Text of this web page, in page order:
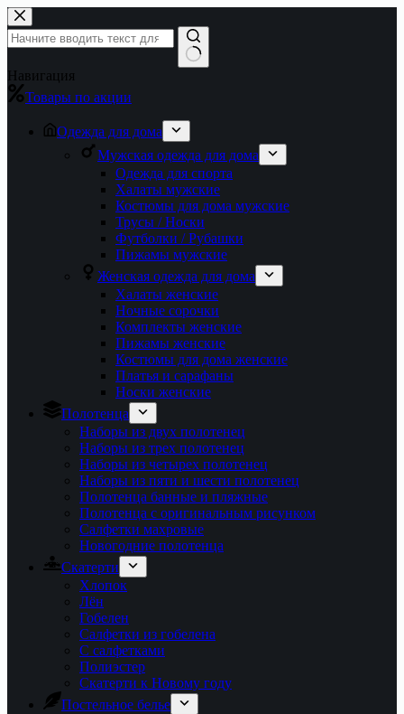
Перейти
к
сути
Ничего
не
найдено
Навигация
Товары по акции
Одежда для дома
Мужская одежда для дома
Одежда для спорта
Халаты мужские
Костюмы для дома мужские
Трусы / Носки
Футболки / Рубашки
Пижамы мужские
Женская одежда для дома
Халаты женские
Ночные сорочки
Комплекты женские
Пижамы женские
Костюмы для дома женские
Платья и сарафаны
Носки женские
Полотенца
Наборы из двух полотенец
Наборы из трех полотенец
Наборы из четырех полотенец
Наборы из пяти и шести полотенец
Полотенца банные и пляжные
Полотенца с оригинальным рисунком
Салфетки махровые
Новогодние полотенца
Скатерти
Хлопок
Лён
Гобелен
Салфетки из гобелена
С салфетками
Полиэстер
Скатерти к Новому году
Постельное белье